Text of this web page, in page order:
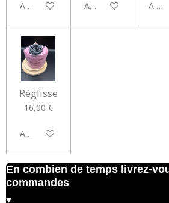
Ajouter au panierAjouter au panier
Réglisse
16,00 €
Ajouter au panier
En combien de temps livrez-
commandes